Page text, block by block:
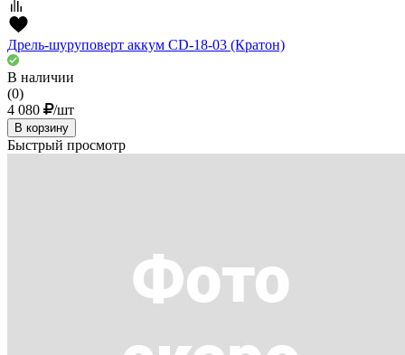
Дрель-шуруповерт аккум CD-18-03 (Кратон)
В наличии
(0)
4 080
/шт
В корзину
Быстрый просмотр